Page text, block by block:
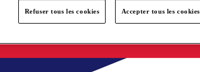
Refuser tous les cookies Accepter tous les cookies